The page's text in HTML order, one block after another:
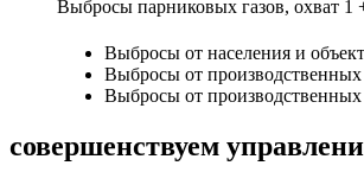
Выбросы парниковых газов, охват 1
Выбросы от населения и
Выбросы от
Выбросы от
совершенствуем